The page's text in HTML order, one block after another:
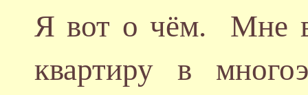
Я вот о чём. Мне
квартиру в